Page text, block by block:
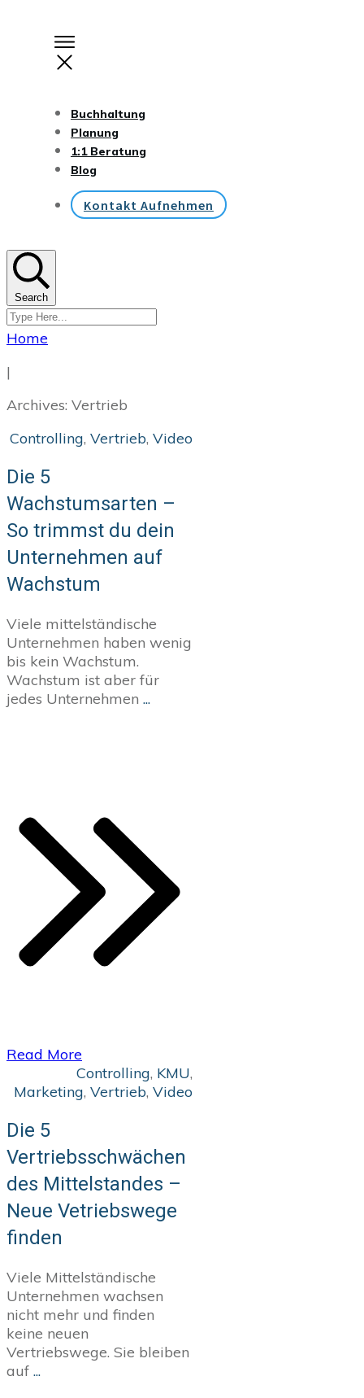
Buchhaltung
Planung
1:1 Beratung
Blog
Kontakt Aufnehmen
Search
Home
|
Archives: Vertrieb
Controlling, Vertrieb, Video
Die 5
Wachstumsarten –
So trimmst du dein
Unternehmen auf
Wachstum
Viele mittelständische
Unternehmen haben wenig
bis kein Wachstum.
Wachstum ist aber für
jedes Unternehmen ...
​Read More
Controlling, KMU,
Marketing, Vertrieb, Video
Die 5
Vertriebsschwächen
des Mittelstandes –
Neue Vetriebswege
finden
Viele Mittelständische
Unternehmen wachsen
nicht mehr und finden
keine neuen
Vertriebswege. Sie bleiben
auf ...